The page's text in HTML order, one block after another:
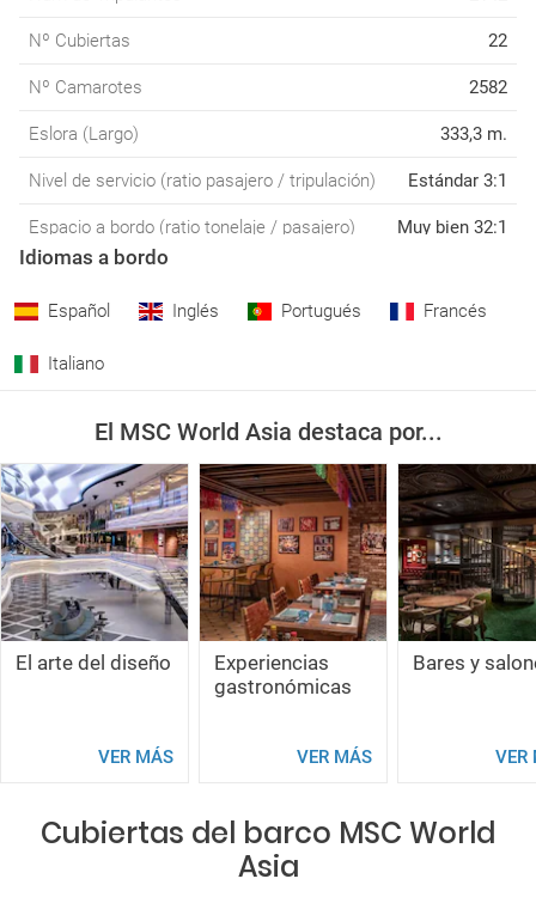
Nº Cubiertas 22
Nº Camarotes 2582
Eslora (Largo) 333,3 m.
Nivel de servicio (ratio pasajero / tripulación) Estándar 3:1
Espacio a bordo (ratio tonelaje / pasajero) Muy bien 32:1
Idiomas a bordo
Español Inglés Portugués Francés
Italiano
El MSC World Asia destaca por...
El arte del diseño
VER MÁS
Experiencias
gastronómicas
VER MÁS
Bares y
VER
Cubiertas del barco MSC World
Asia